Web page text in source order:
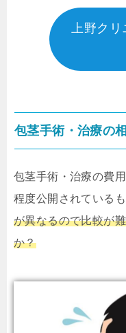
上野クリ
包茎手術・治療の
包茎手術・治療の費
程度公開されている
が異なるので比較が
か？